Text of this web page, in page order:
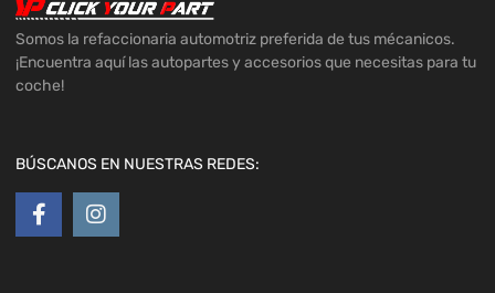
Somos la refaccionaria automotriz preferida de tus mécanicos.
¡Encuentra aquí las autopartes y accesorios que necesitas para tu
coche!
BÚSCANOS EN NUESTRAS REDES: